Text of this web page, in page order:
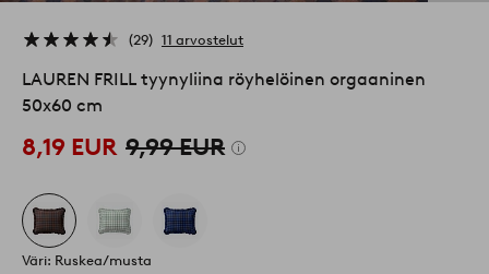
29 11 arvostelut
LAUREN FRILL tyynyliina röyhelöinen orgaaninen
50x60 cm
8,19 EUR 9,99 EUR
Väri: Ruskea/musta